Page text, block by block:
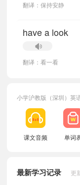
翻译：保持安静
have a look
翻译：看一看
小学沪教版（深圳）英
课文音频 单词
最新学习记录 更
小宝857767 正在学习
小宝997956
正在学习
小宝288693
正在学习
小宝396610
正在学习